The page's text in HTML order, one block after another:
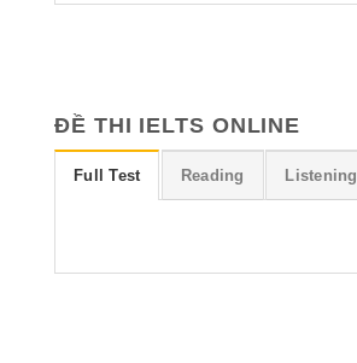
ĐỀ THI IELTS ONLINE
Full Test Reading Listening